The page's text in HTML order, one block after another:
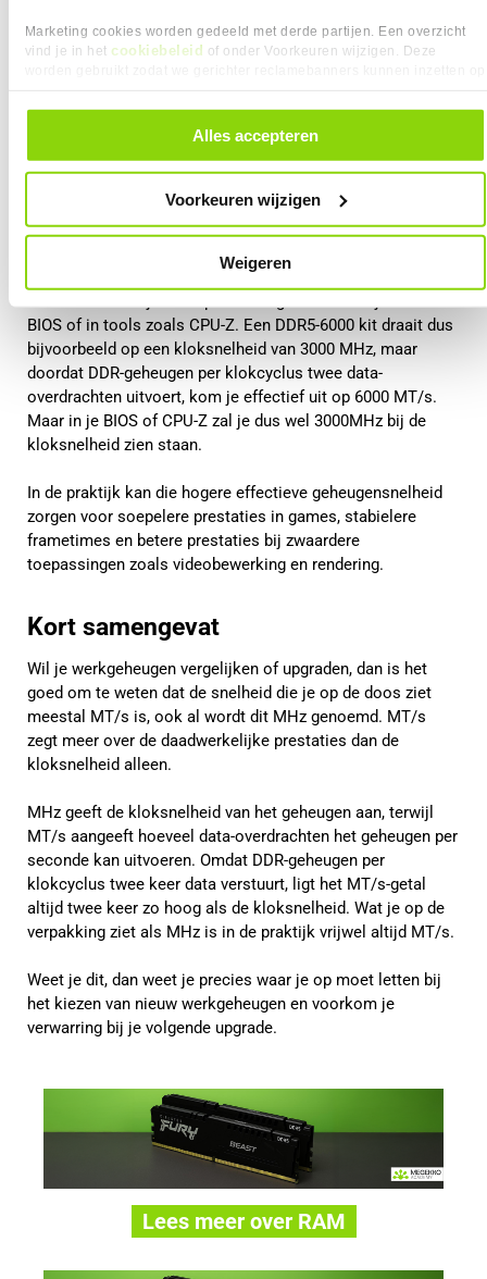
Marketing cookies worden gedeeld met derde partijen. Een overzicht
vind je in het cookiebeleid of onder Voorkeuren wijzigen. Deze
alle cookies. Je kunt je gegeven toestemming altijd intrekken, dit doe je
door in de footer van onze website te klikken op ‘Cookievoorkeuren’
Alles accepteren
Voorkeuren wijzigen
Weigeren
Wat betekent dit voor prestaties in de
In het dagelijks gebruik draait het vooral om hoe snel de
processor toegang krijgt tot data. Een hoger MT/s-getal
betekent dat er per seconde meer data kan worden
verplaatst tussen het werkgeheugen en de CPU. Dat is de
snelheid die direct invloed heeft op prestaties.
Daarbij is het goed om te weten dat deze effectieve
BIOS of in tools zoals CPU-Z. Een DDR5-6000 kit draait dus
bijvoorbeeld op een kloksnelheid van 3000 MHz, maar
doordat DDR-geheugen per klokcyclus twee data-
overdrachten uitvoert, kom je effectief uit op 6000 MT/s.
Maar in je BIOS of CPU-Z zal je dus wel 3000MHz bij de
kloksnelheid zien staan.
In de praktijk kan die hogere effectieve geheugensnelheid
zorgen voor soepelere prestaties in games, stabielere
frametimes en betere prestaties bij zwaardere
toepassingen zoals videobewerking en rendering.
Kort samengevat
Wil je werkgeheugen vergelijken of upgraden, dan is het
goed om te weten dat de snelheid die je op de doos ziet
meestal MT/s is, ook al wordt dit MHz genoemd. MT/s
zegt meer over de daadwerkelijke prestaties dan de
kloksnelheid alleen.
MHz geeft de kloksnelheid van het geheugen aan, terwijl
MT/s aangeeft hoeveel data-overdrachten het geheugen per
seconde kan uitvoeren. Omdat DDR-geheugen per
klokcyclus twee keer data verstuurt, ligt het MT/s-getal
altijd twee keer zo hoog als de kloksnelheid. Wat je op de
verpakking ziet als MHz is in de praktijk vrijwel altijd MT/s.
Weet je dit, dan weet je precies waar je op moet letten bij
het kiezen van nieuw werkgeheugen en voorkom je
verwarring bij je volgende upgrade.
Lees meer over RAM